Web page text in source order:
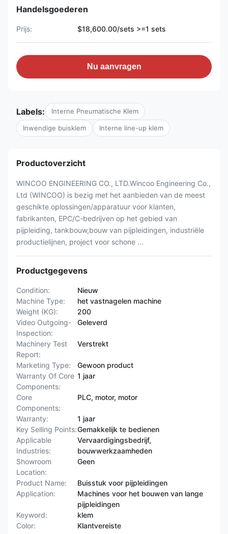
Handelsgoederen
Prijs: $18,600.00/sets >=1 sets
Nu aanvragen
Labels: Interne Pneumatische Klem
Inwendige buisklem Interne line-up klem
Productoverzicht
WINCOO ENGINEERING CO., LTD.Wincoo Engineering Co.,
Ltd (WINCOO) is bezig met het aanbieden van de meest
geschikte oplossingen/apparatuur voor klanten,
fabrikanten, EPC/C-bedrijven op het gebied van
pijpleiding, tankbouw,bouw van pijpleidingen, industriële
productielijnen, project voor schone ...
Productgegevens
Condition:
Nieuw
Machine Type:
het vastnagelen machine
Weight (KG):
200
Video Outgoing-
Inspection:
Geleverd
Machinery Test
Report:
Verstrekt
Marketing Type:
Gewoon product
Warranty Of Core
Components:
1 jaar
Core
Components:
PLC, motor, motor
Warranty:
1 jaar
Key Selling Points:Gemakkelijk te bedienen
Applicable
Industries:
Vervaardigingsbedrijf,
bouwwerkzaamheden
Showroom
Location:
Geen
Product Name:
Buisstuk voor pijpleidingen
Application:
Machines voor het bouwen van lange
pijpleidingen
Keyword:
klem
Color:
Klantvereiste